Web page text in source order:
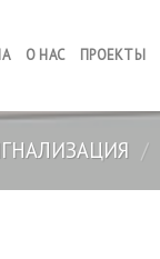
О НАС ПРОЕКТЫ
/